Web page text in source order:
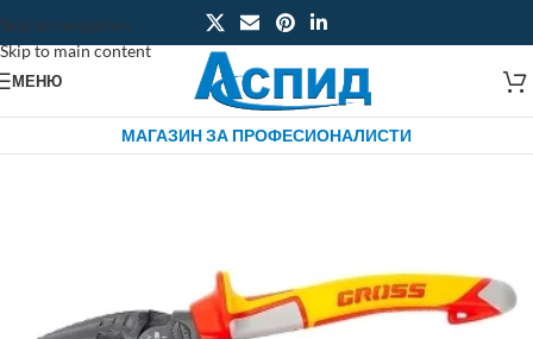
Skip to navigation
Skip to main content
МЕНЮ
МАГАЗИН ЗА ПРОФЕСИОНАЛИСТИ